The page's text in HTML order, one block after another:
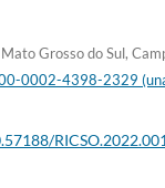
Grosso do Sul,
0002-4398-2329
RICSO.2022.001